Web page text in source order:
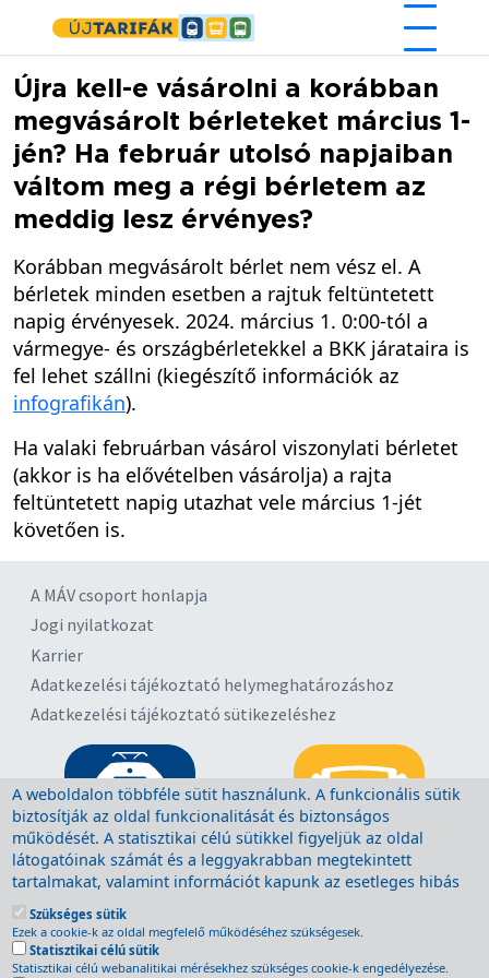
Ugrás a tartalomra
Újra kell-e vásárolni a korábban
megvásárolt bérleteket március 1-
jén? Ha február utolsó napjaiban
váltom meg a régi bérletem az
meddig lesz érvényes?
Korábban megvásárolt bérlet nem vész el. A
bérletek minden esetben a rajtuk feltüntetett
napig érvényesek. 2024. március 1. 0:00-tól a
vármegye- és országbérletekkel a BKK járataira is
fel lehet szállni (kiegészítő információk az
infografikán).
Ha valaki februárban vásárol viszonylati bérletet
(akkor is ha elővételben vásárolja) a rajta
feltüntetett napig utazhat vele március 1-jét
követően is.
A MÁV csoport honlapja
Jogi nyilatkozat
Karrier
Adatkezelési tájékoztató helymeghatározáshoz
Adatkezelési tájékoztató sütikezeléshez
A weboldalon többféle sütit használunk. A funkcionális sütik
biztosítják az oldal funkcionalitását és biztonságos
működését. A statisztikai célú sütikkel figyeljük az oldal
látogatóinak számát és a leggyakrabban megtekintett
tartalmakat, valamint információt kapunk az esetleges hibás
működésről. A sütik törlésére a böngésző megfelelő
menüpontjában van lehetőség, további segítség a böngésző
súgójában található. A sütik törlését minden, Ön által használt
böngészőn kell végrehajtani. A funkcionális sütik törlése után
Szükséges sütik
Ezek a cookie-k az oldal megfelelő működéséhez szükségesek.
Statisztikai célú sütik
Statisztikai célú webanalitikai mérésekhez szükséges cookie-k engedélyezése.